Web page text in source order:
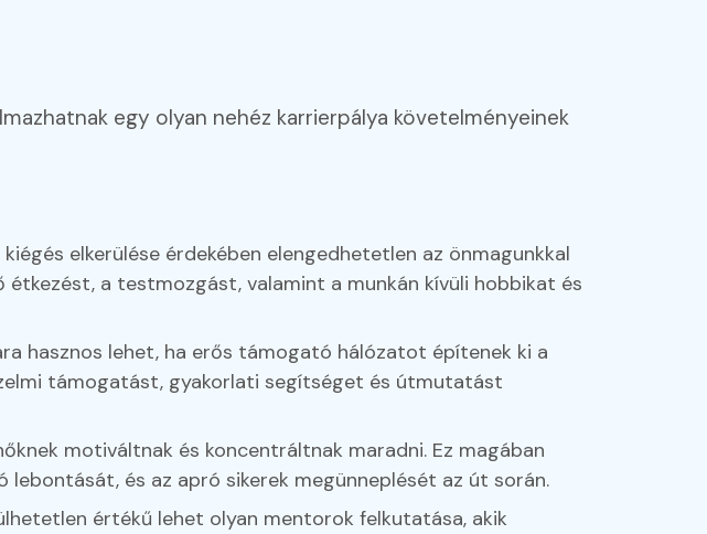
egy olyan nehéz karrierpálya követelményeinek
elkerülése érdekében elengedhetetlen az önmagunkkal
a testmozgást, valamint a munkán kívüli hobbikat és
hasznos lehet, ha erős támogató hálózatot építenek ki a
támogatást, gyakorlati segítséget és útmutatást
motiváltnak és koncentráltnak maradni. Ez magában
és az apró sikerek megünneplését az út során.
értékű lehet olyan mentorok felkutatása, akik